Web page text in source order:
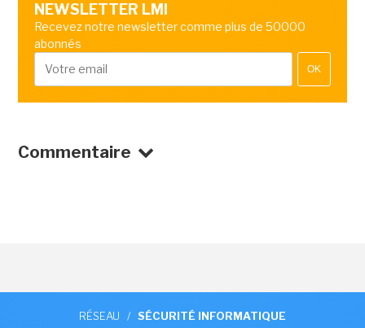
NEWSLETTER LMI
Recevez notre newsletter comme plus de 50000
abonnés
OK
Commentaire
RÉSEAU / SÉCURITÉ INFORMATIQUE